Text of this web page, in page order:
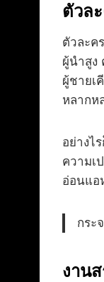
ตัวล
ตัวละค
ผู้นำสูง
ผู้ชายเ
หลากห
อย่างไ
ความเ
อ่อนแอ
กระ
งาน